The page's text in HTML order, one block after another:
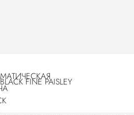
FINE PAISLEY